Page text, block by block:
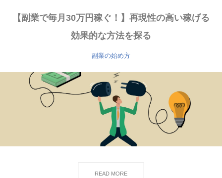
【副業で毎月30万円稼ぐ！】再現性の高い稼げる
効果的な方法を探る
副業の始め方
READ MORE